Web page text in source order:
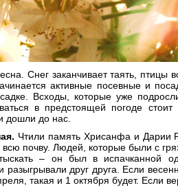
Снег заканчивает таять, птицы
активные посевные и
Всходы, которые уже
в предстоящей погоде
дошли до нас.
Чтили память Хрисанфа и Дарии
всю почву. Людей, которые были с
– он был в испачканной
разыгрывали друг друга. Если
такая и 1 октября будет. Если